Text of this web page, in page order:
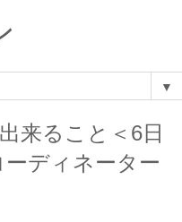
▼
来ること＜6日
ーディネーター